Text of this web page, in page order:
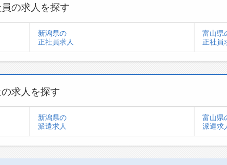
の求人を探す
新潟県の
正社員求人
富山県
正社員
求人を探す
新潟県の
派遣求人
富山県
派遣求